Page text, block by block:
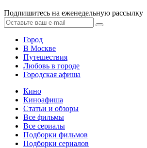
Подпишитесь на еженедельную рассылку
Город
В Москве
Путешествия
Любовь в городе
Городская афиша
Кино
Киноафиша
Статьи и обзоры
Все фильмы
Все сериалы
Подборки фильмов
Подборки сериалов